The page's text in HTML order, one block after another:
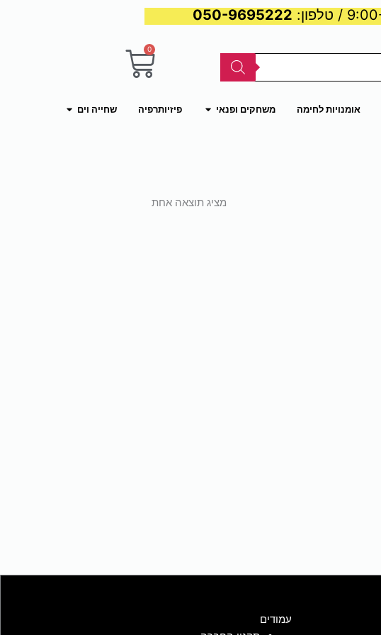
050-9695222
0
עגלת
אומנויות לחימה משחקים ופנאי פתח משחקים ופנאי
פיזיותרפיה שחייה וים פתח שחייה וים
מציג תוצאה אחת
עמודים